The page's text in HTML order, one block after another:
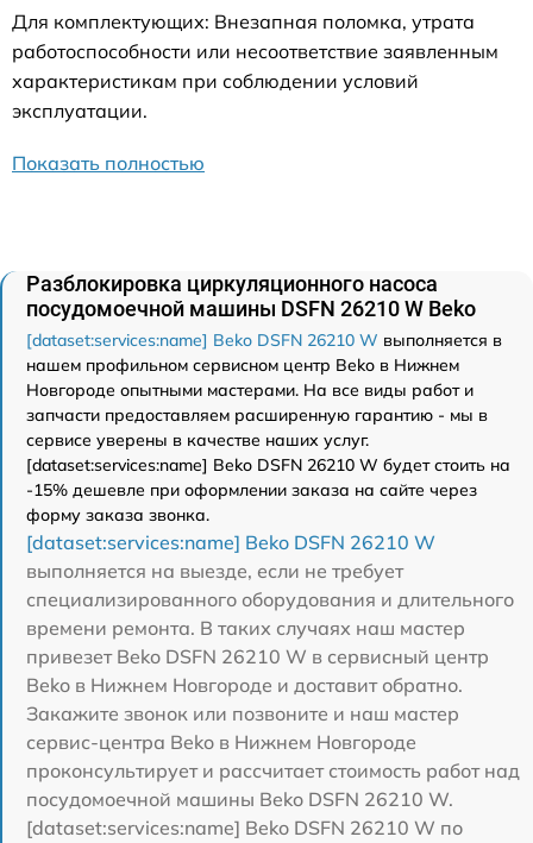
Для комплектующих: Внезапная поломка, утрата
работоспособности или несоответствие заявленным
характеристикам при соблюдении условий
эксплуатации.
Показать полностью
Разблокировка циркуляционного насоса
посудомоечной машины DSFN 26210 W Beko
[dataset:services:name] Beko DSFN 26210 W выполняется в
нашем профильном сервисном центр Beko в Нижнем
Новгороде опытными мастерами. На все виды работ и
запчасти предоставляем расширенную гарантию - мы в
сервисе уверены в качестве наших услуг.
[dataset:services:name] Beko DSFN 26210 W будет стоить на
-15% дешевле при оформлении заказа на сайте через
форму заказа звонка.
[dataset:services:name] Beko DSFN 26210 W
выполняется на выезде, если не требует
специализированного оборудования и длительного
времени ремонта. В таких случаях наш мастер
привезет Beko DSFN 26210 W в сервисный центр
Beko в Нижнем Новгороде и доставит обратно.
Закажите звонок или позвоните и наш мастер
сервис-центра Beko в Нижнем Новгороде
проконсультирует и рассчитает стоимость работ над
посудомоечной машины Beko DSFN 26210 W.
[dataset:services:name] Beko DSFN 26210 W по